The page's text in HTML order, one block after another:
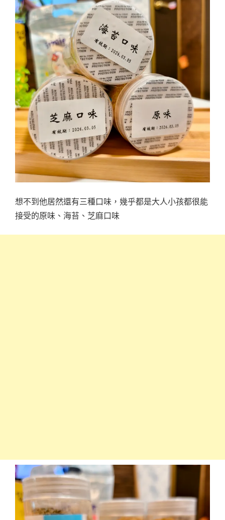
想不到他居然還有三種口味，幾乎都是大人小孩都很能
接受的原味、海苔、芝麻口味